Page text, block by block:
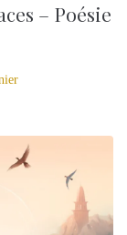
– Poésie